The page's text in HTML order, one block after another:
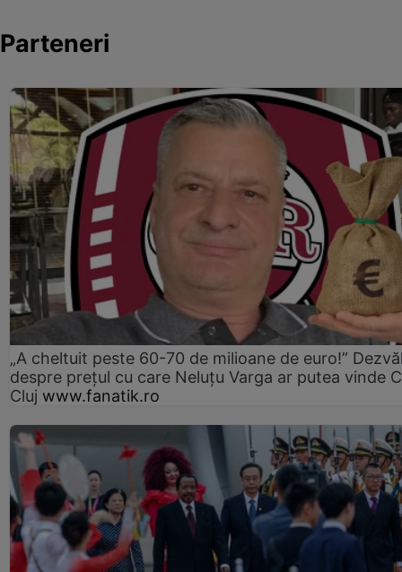
Parteneri
„A cheltuit peste 60-70 de milioane de euro!”
despre prețul cu care Neluțu Varga ar putea vinde
Cluj www.fanatik.ro